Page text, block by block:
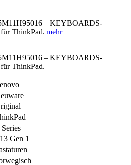
– KEYBOARDS-
ThinkPad. mehr
– KEYBOARDS-
ThinkPad.
Series
Gen 1